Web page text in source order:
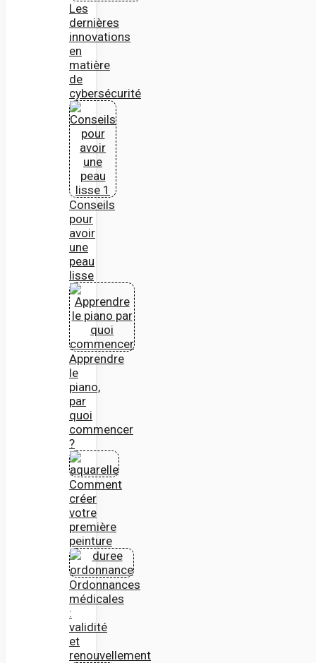
Les
dernières
innovations
en
matière
de
cybersécurité
Conseils
pour
avoir
une
peau
lisse
Apprendre
le
piano,
par
quoi
commencer
?
Comment
créer
votre
première
peinture
Ordonnances
médicales
:
validité
et
renouvellement